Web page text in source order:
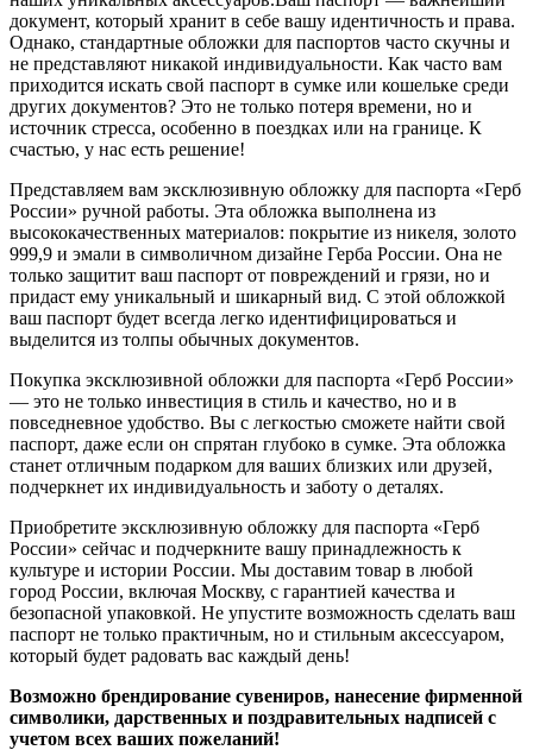
документ, который хранит в себе вашу идентичность и права.
Однако, стандартные обложки для паспортов часто скучны и
не представляют никакой индивидуальности. Как часто вам
приходится искать свой паспорт в сумке или кошельке среди
других документов? Это не только потеря времени, но и
источник стресса, особенно в поездках или на границе. К
счастью, у нас есть решение!
Представляем вам эксклюзивную обложку для паспорта «Герб
России» ручной работы. Эта обложка выполнена из
высококачественных материалов: покрытие из никеля, золото
999,9 и эмали в символичном дизайне Герба России. Она не
только защитит ваш паспорт от повреждений и грязи, но и
придаст ему уникальный и шикарный вид. С этой обложкой
ваш паспорт будет всегда легко идентифицироваться и
выделится из толпы обычных документов.
Покупка эксклюзивной обложки для паспорта «Герб России»
— это не только инвестиция в стиль и качество, но и в
повседневное удобство. Вы с легкостью сможете найти свой
паспорт, даже если он спрятан глубоко в сумке. Эта обложка
станет отличным подарком для ваших близких или друзей,
подчеркнет их индивидуальность и заботу о деталях.
Приобретите эксклюзивную обложку для паспорта «Герб
России» сейчас и подчеркните вашу принадлежность к
культуре и истории России. Мы доставим товар в любой
город России, включая Москву, с гарантией качества и
безопасной упаковкой. Не упустите возможность сделать ваш
паспорт не только практичным, но и стильным аксессуаром,
который будет радовать вас каждый день!
Возможно брендирование сувениров, нанесение фирменной
символики, дарственных и поздравительных надписей с
учетом всех ваших пожеланий!